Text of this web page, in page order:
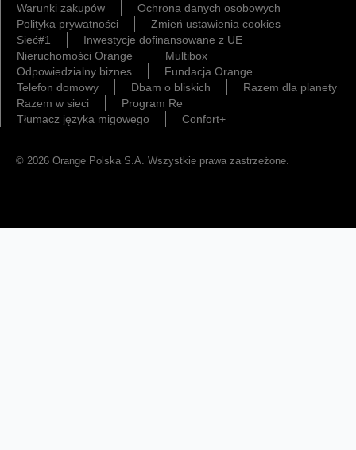
Warunki zakupów
Ochrona danych osobowych
Polityka prywatności
Zmień ustawienia cookies
Sieć#1
Inwestycje dofinansowane z UE
Nieruchomości Orange
Multibox
Odpowiedzialny biznes
Fundacja Orange
Telefon domowy
Dbam o bliskich
Razem dla planety
Razem w sieci
Program Re
Tłumacz języka migowego
Confort+
© 2026 Orange Polska S.A. Wszystkie prawa zastrzeżone.